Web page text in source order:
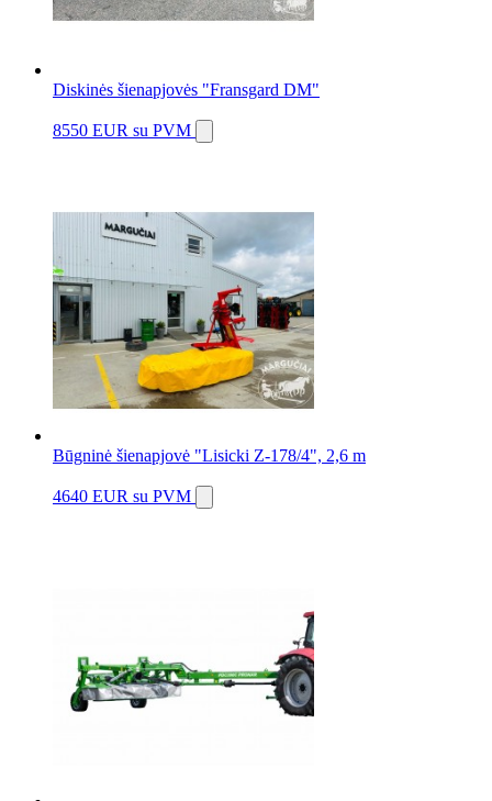
Diskinės šienapjovės "Fransgard DM"
8550 EUR su PVM
Būgninė šienapjovė "Lisicki Z-178/4", 2,6 m
4640 EUR su PVM